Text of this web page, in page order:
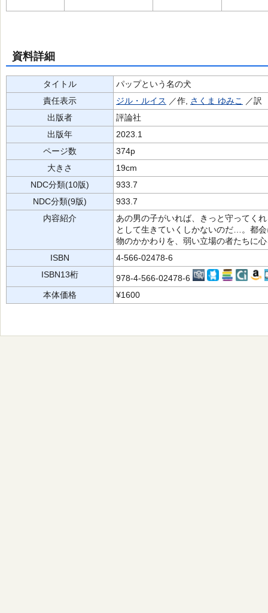
資料詳細
タイトル
パップという名の犬
責任表示
ジル・ルイス ／作, さくま ゆみこ
／訳
出版者
評論社
出版年
2023.1
ページ数
374p
大きさ
19cm
NDC分類(10版)
933.7
NDC分類(9版)
933.7
内容紹介
あの男の子がいれば、きっと守ってく
として生きていくしかないのだ…。都
物のかかわりを、弱い立場の者たちに
ISBN
4-566-02478-6
ISBN13桁
978-4-566-02478-6
本体価格
¥1600